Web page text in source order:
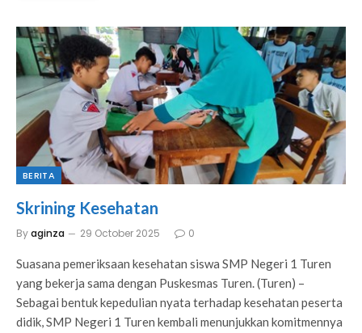
BERITA
Skrining Kesehatan
Byaginza 29 October 2025 0
Suasana pemeriksaan kesehatan siswa SMP Negeri 1 Turen
yang bekerja sama dengan Puskesmas Turen. (Turen) –
Sebagai bentuk kepedulian nyata terhadap kesehatan peserta
didik, SMP Negeri 1 Turen kembali menunjukkan komitmennya